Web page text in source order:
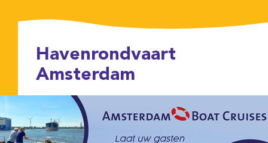
Havenrondvaart
Amsterdam